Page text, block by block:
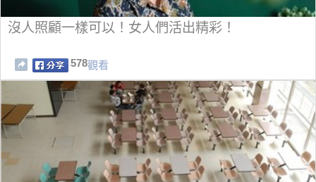
沒人照顧一樣可以！女人們活出精彩！
578觀看